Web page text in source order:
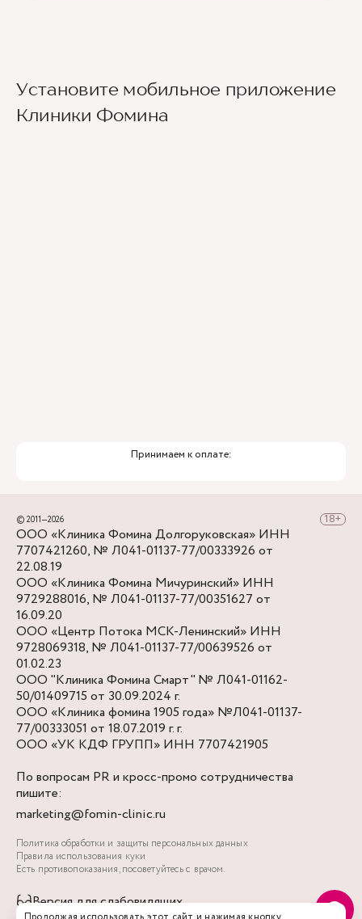
второй вестибюль, далее направо. По улице
Новаторов движемся прямо, спускаемся по
лестнице и идем вдоль школ (путь лежит между
Установите мобильное приложение
Клиники Фомина
Принимаем к оплате:
© 2011—2026
ООО «Клиника Фомина Долгоруковская» ИНН
7707421260, № Л041-01137-77/00333926 от
22.08.19
ООО «Клиника Фомина Мичуринский» ИНН
9729288016, № Л041-01137-77/00351627 от
16.09.20
ООО «Центр Потока МСК-Ленинский» ИНН
9728069318, № Л041-01137-77/00639526 от
01.02.23
ООО "Клиника Фомина Смарт" № Л041-01162-
50/01409715 от 30.09.2024 г.
ООО «Клиника фомина 1905 года» №Л041-01137-
77/00333051 от 18.07.2019 г. г.
ООО «УК КДФ ГРУПП» ИНН 7707421905
По вопросам PR и кросс-промо сотрудничества
пишите:
marketing@fomin-clinic.ru
Политика обработки и защиты персональных данных
Правила использования куки
Есть противопоказания, посоветуйтесь с врачом.
Версия для слабовидящих